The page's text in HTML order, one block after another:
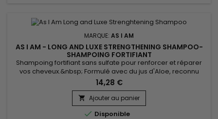
MARQUE: AS I AM
AS I AM - LONG AND LUXE STRENGTHENING SHAMPOO-
SHAMPOING FORTIFIANT
Shampoing fortifiant sans sulfate pour renforcer et réparer
vos cheveux.&nbsp; Formulé avec du jus d'Aloe, reconnu
pour ses propriétés apaisantes et hydratantes. Le jus de fruit
de Punica Granatum riche en antioxydants, favorise la
protection et l'éclat des cheveux.&nbsp; La protéine de lupin
et la biotine travaillent de concert pour nourrir le cuir...
14,28 €
 Ajouter au panier
 Disponible